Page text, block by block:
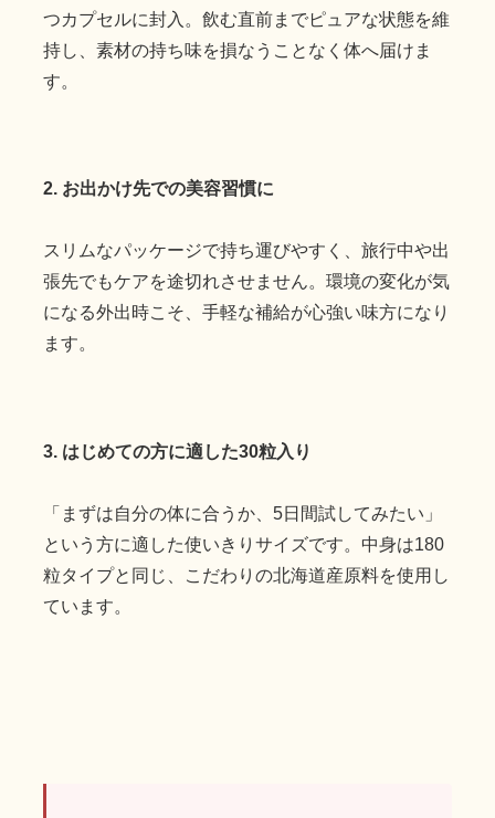
つカプセルに封入。飲む直前までピュアな状態を維
持し、素材の持ち味を損なうことなく体へ届けま
す。
2. お出かけ先での美容習慣に
スリムなパッケージで持ち運びやすく、旅行中や出
張先でもケアを途切れさせません。環境の変化が気
になる外出時こそ、手軽な補給が心強い味方になり
ます。
3. はじめての方に適した30粒入り
「まずは自分の体に合うか、5日間試してみたい」
という方に適した使いきりサイズです。中身は180
粒タイプと同じ、こだわりの北海道産原料を使用し
ています。